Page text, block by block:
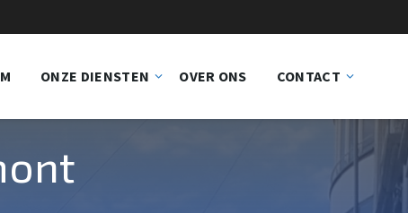
ONZE DIENSTEN OVER ONS CONTACT